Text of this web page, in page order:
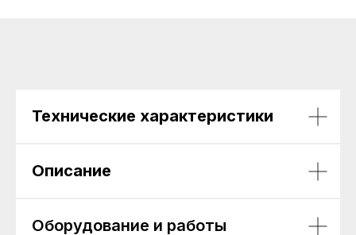
Технические характеристики
Описание
Оборудование и работы